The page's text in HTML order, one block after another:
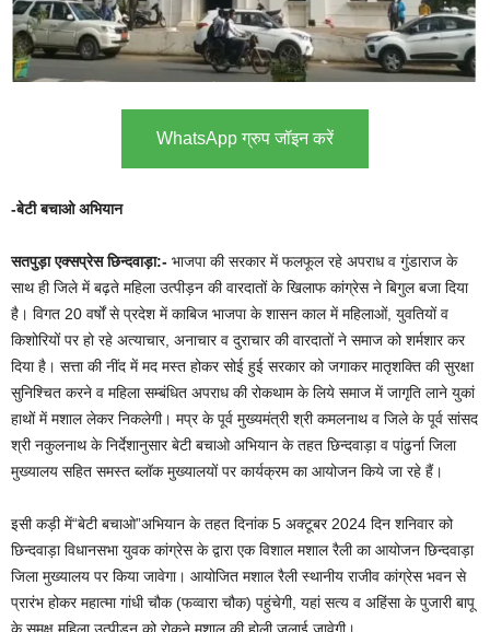
WhatsApp ग्रुप जॉइन करें
-बेटी बचाओ अभियान
सतपुड़ा एक्सप्रेस छिन्दवाड़ा:- भाजपा की सरकार में फलफूल रहे अपराध व गुंडाराज के
साथ ही जिले में बढ़ते महिला उत्पीड़न की वारदातों के खिलाफ कांग्रेस ने बिगुल बजा दिया
है। विगत 20 वर्षों से प्रदेश में काबिज भाजपा के शासन काल में महिलाओं, युवतियों व
किशोरियों पर हो रहे अत्याचार, अनाचार व दुराचार की वारदातों ने समाज को शर्मशार कर
दिया है। सत्ता की नींद में मद मस्त होकर सोई हुई सरकार को जगाकर मातृशक्ति की सुरक्षा
सुनिश्चित करने व महिला सम्बंधित अपराध की रोकथाम के लिये समाज में जागृति लाने युकां
हाथों में मशाल लेकर निकलेगी। मप्र के पूर्व मुख्यमंत्री श्री कमलनाथ व जिले के पूर्व सांसद
श्री नकुलनाथ के निर्देशानुसार बेटी बचाओ अभियान के तहत छिन्दवाड़ा व पांढुर्ना जिला
मुख्यालय सहित समस्त ब्लॉक मुख्यालयों पर कार्यक्रम का आयोजन किये जा रहे हैं।
इसी कड़ी में“बेटी बचाओ”अभियान के तहत दिनांक 5 अक्टूबर 2024 दिन शनिवार को
छिन्दवाड़ा विधानसभा युवक कांग्रेस के द्वारा एक विशाल मशाल रैली का आयोजन छिन्दवाड़ा
जिला मुख्यालय पर किया जावेगा। आयोजित मशाल रैली स्थानीय राजीव कांग्रेस भवन से
प्रारंभ होकर महात्मा गांधी चौक (फव्वारा चौक) पहुंचेगी, यहां सत्य व अहिंसा के पुजारी बापू